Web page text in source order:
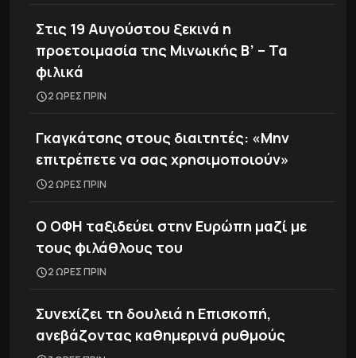
Στις 19 Αυγούστου ξεκινά η
προετοιμασία της Μινωικής Β’ – Τα
φιλικά
2 ΩΡΕΣ ΠΡΙΝ
Γκαγκάτσης στους διαιτητές: «Μην
επιτρέπετε να σας χρησιμοποιούν»
2 ΩΡΕΣ ΠΡΙΝ
Ο ΟΦΗ ταξιδεύει στην Ευρώπη μαζί με
τους φιλάθλους του
2 ΩΡΕΣ ΠΡΙΝ
Συνεχίζει τη δουλειά η Επισκοπή,
ανεβάζοντας καθημερινά ρυθμούς